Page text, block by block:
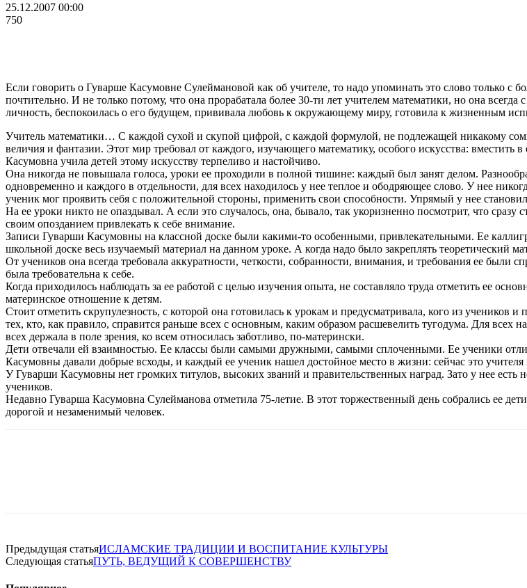
25.12.2007 00:00
750
Если говорить о Гуварше Касумовне Сулеймановой как об учителе, то надо упоминать это слово только
почтительно. И не только потому, что она прорабатала более 30-ти лет учителем математики, но она
личность, беспокоилась о его будущем, прививала любовь к окружающему миру, готовила к жизненным
Учитель математики… С каждой сухой и скупой цифрой, с каждой формулой, не подлежащей никакому
величия и фантазии. Этот мир требовал от каждого, изучающего математику, особого искусства:
Касумовна учила детей этому искусству терпеливо и настойчиво.
Она никогда не повышала голоса, уроки ее проходили в полной тишине: каждый был занят делом.
одновременно и каждого в отдельности, для всех находилось у нее теплое и ободряющее слово. У нее
ученик мог проявить себя с положительной стороны, применить свои способности. Упрямый у нее
На ее уроки никто не опаздывал. А если это случалось, она, бывало, так укоризненно посмотрит, что
своим опозданием привлекать к себе внимание.
Записи Гуварши Касумовны на классной доске были какими-то особенными, привлекательными. Ее
школьной доске весь изучаемый материал на данном уроке. А когда надо было закреплять
От учеников она всегда требовала аккуратности, четкости, собранности, внимания, и требования ее
была требовательна к себе.
Когда приходилось наблюдать за ее работой с целью изучения опыта, не составляло труда отметить ее
материнское отношение к детям.
Стоит отметить скрупулезность, с которой она готовилась к урокам и предусматривала, кого из учеников
тех, кто, как правило, справится раньше всех с основным, каким образом расшевелить тугодума. Для
всех держала в поле зрения, ко всем относилась заботливо, по-матерински.
Дети отвечали ей взаимностью. Ее классы были самыми дружными, самыми сплоченными. Ее ученики
Касумовны давали добрые всходы, и каждый ее ученик нашел достойное место в жизни: сейчас это
У Гуварши Касумовны нет громких титулов, высоких званий и правительственных наград. Зато у нее
учеников.
Недавно Гуварша Касумовна Сулейманова отметила 75-летие. В этот торжественный день собрались ее
дорогой и незаменимый человек.
Предыдущая статьяИСЛАМСКИЕ ТРАДИЦИИ И ВОСПИТАНИЕ КУЛЬТУРЫ
Следующая статьяПУТЬ, ВЕДУЩИЙ К СОВЕРШЕНСТВУ